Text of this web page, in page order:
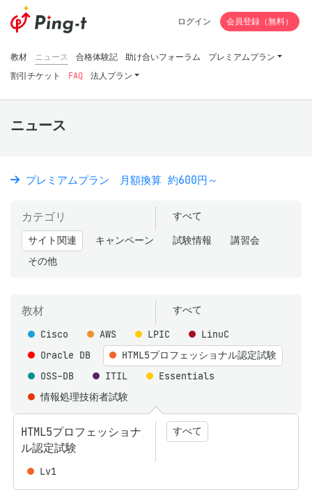
教材 ニュース 合格体験記 助け合いフォーラム
プレミアムプラン
割引チケット
FAQ 法人プラン
ログイン 会員登録（無料）
ニュース
プレミアムプラン 月額換算 約600円～
カテゴリ すべて
サイト関連 キャンペーン 試験情報
講習会
その他
教材 すべて
Cisco AWS LPIC
LinuC
Oracle DB
HTML5プロフェッショナル認定試験
OSS-DB
ITIL
Essentials
情報処理技術者試験
HTML5プロフェッショナ
ル認定試験
すべて
Lv1